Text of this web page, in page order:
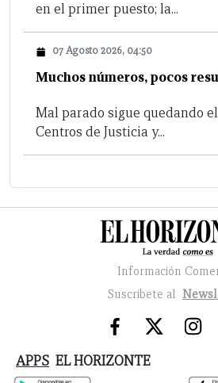
en el primer puesto; la...
07 Agosto 2026, 04:50
Muchos números, pocos
Mal parado sigue quedando
Centros de Justicia y...
Información
Suscribete al
APPS EL HORIZONTE